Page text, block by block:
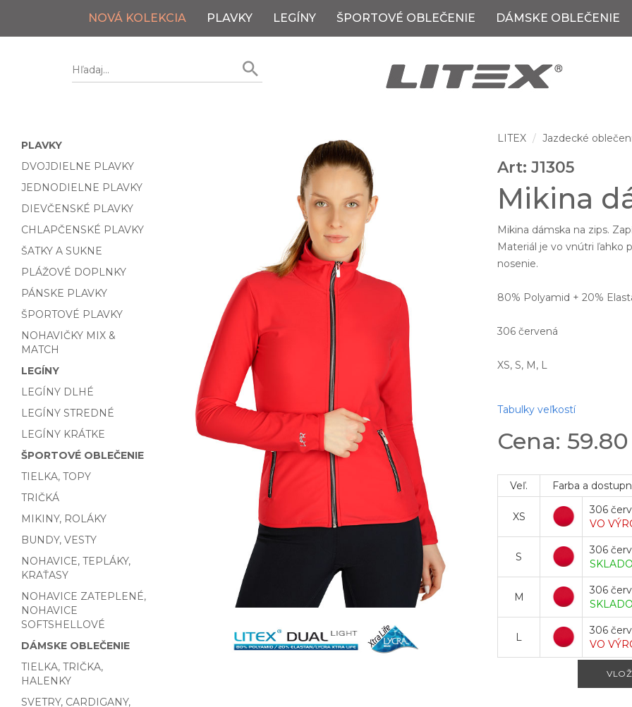
NOVÁ KOLEKCIA PLAVKY LEGÍNY ŠPORTOVÉ OBLEČENIE DÁMSKE OBLEČENIE
PLAVKY
DVOJDIELNE PLAVKY
JEDNODIELNE PLAVKY
DIEVČENSKÉ PLAVKY
CHLAPČENSKÉ PLAVKY
ŠATKY A SUKNE
PLÁŽOVÉ DOPLNKY
PÁNSKE PLAVKY
ŠPORTOVÉ PLAVKY
NOHAVIČKY MIX &
MATCH
LEGÍNY
LEGÍNY DLHÉ
LEGÍNY STREDNÉ
LEGÍNY KRÁTKE
ŠPORTOVÉ OBLEČENIE
TIELKA, TOPY
TRIČKÁ
MIKINY, ROLÁKY
BUNDY, VESTY
NOHAVICE, TEPLÁKY,
KRAŤASY
NOHAVICE ZATEPLENÉ,
NOHAVICE
SOFTSHELLOVÉ
DÁMSKE OBLEČENIE
TIELKA, TRIČKA,
HALENKY
SVETRY, CARDIGANY,
LITEX Jazdecké
Art: J1305
Mikina
Mikina dámska na zips.
Materiál je vo vnútri ľahko
nosenie.
80% Polyamid + 20%
306 červená
XS, S, M, L
Tabulky veľkostí
Cena:
Veľ. Farba a
XS
306
VO
S
306
M
306
L
306
VO